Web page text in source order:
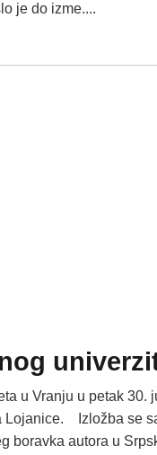
je do izme....
u Vranju u petak 30.
Lojanice. Izložba se
boravka autora u